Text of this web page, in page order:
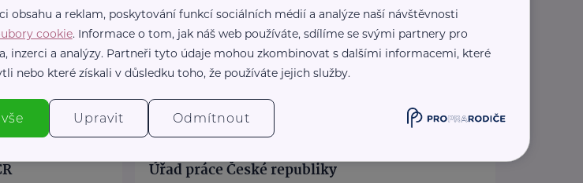
Vydáváme časopis Doba seniorů.
Akreditované poradny RS ...
https://www.rscr.cz/
rscr@rscr.cz
Úřad práce České republiky
obsahu a reklam, poskytování funkcí sociálních médií a analýze naší návštěvnosti
cookie. Informace o tom, jak náš web používáte, sdílíme se svými partnery pro
inzerci a analýzy. Partneři tyto údaje mohou zkombinovat s dalšími informacemi, které
nebo které získali v důsledku toho, že používáte jejich služby.
Upravit Odmítnout